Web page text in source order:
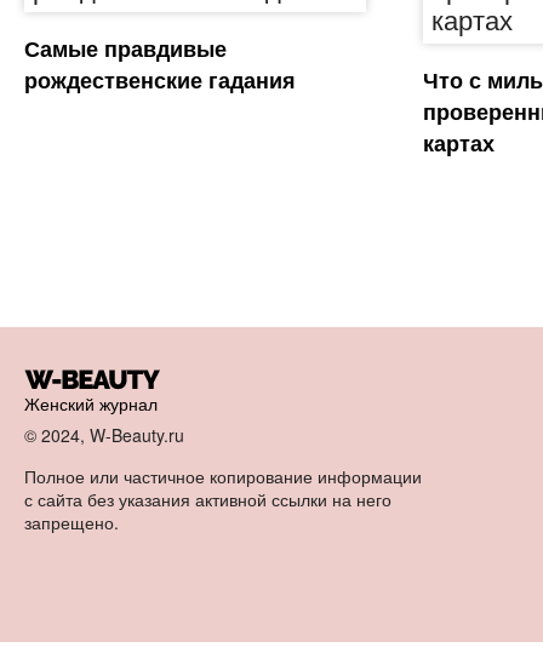
Самые правдивые
рождественские гадания
Что с
картах
Женский журнал
© 2024, W-Beauty.ru
Полное или частичное копирование информации
с сайта без указания активной ссылки на него
запрещено.